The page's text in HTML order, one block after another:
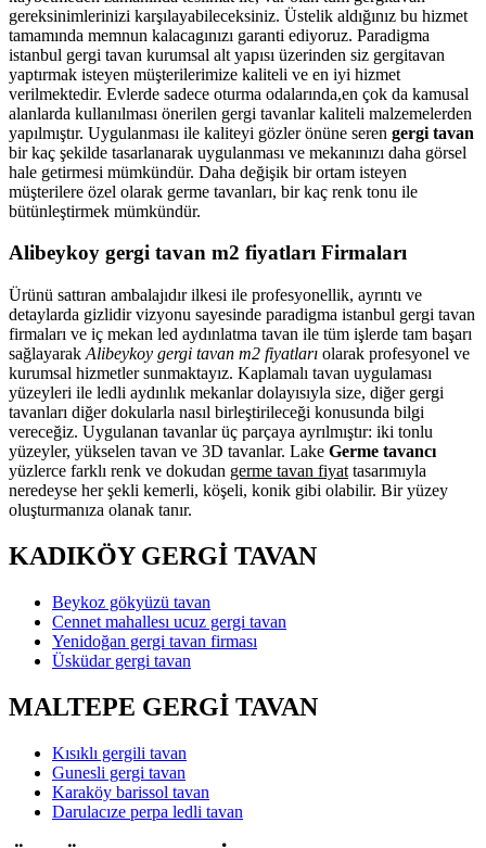
gereksinimlerinizi karşılayabileceksiniz. Üstelik aldığınız bu hizmet
tamamında memnun kalacagınızı garanti ediyoruz. Paradigma
istanbul gergi tavan kurumsal alt yapısı üzerinden siz gergitavan
yaptırmak isteyen müşterilerimize kaliteli ve en iyi hizmet
verilmektedir. Evlerde sadece oturma odalarında,en çok da kamusal
alanlarda kullanılması önerilen gergi tavanlar kaliteli malzemelerden
yapılmıştır. Uygulanması ile kaliteyi gözler önüne seren gergi tavan
bir kaç şekilde tasarlanarak uygulanması ve mekanınızı daha görsel
hale getirmesi mümkündür. Daha değişik bir ortam isteyen
müşterilere özel olarak germe tavanları, bir kaç renk tonu ile
bütünleştirmek mümkündür.
Alibeykoy gergi tavan m2 fiyatları Firmaları
Ürünü sattıran ambalajıdır ilkesi ile profesyonellik, ayrıntı ve
detaylarda gizlidir vizyonu sayesinde paradigma istanbul gergi tavan
firmaları ve iç mekan led aydınlatma tavan ile tüm işlerde tam başarı
sağlayarak Alibeykoy gergi tavan m2 fiyatları olarak profesyonel ve
kurumsal hizmetler sunmaktayız. Kaplamalı tavan uygulaması
yüzeyleri ile ledli aydınlık mekanlar dolayısıyla size, diğer gergi
tavanları diğer dokularla nasıl birleştirileceği konusunda bilgi
vereceğiz. Uygulanan tavanlar üç parçaya ayrılmıştır: iki tonlu
yüzeyler, yükselen tavan ve 3D tavanlar. Lake Germe tavancı
yüzlerce farklı renk ve dokudan germe tavan fiyat tasarımıyla
neredeyse her şekli kemerli, köşeli, konik gibi olabilir. Bir yüzey
oluşturmanıza olanak tanır.
KADIKÖY GERGİ TAVAN
Beykoz gökyüzü tavan
Cennet mahallesı ucuz gergi tavan
Yenidoğan gergi tavan firması
Üsküdar gergi tavan
MALTEPE GERGİ TAVAN
Kısıklı gergili tavan
Gunesli gergi tavan
Karaköy barissol tavan
Darulacıze perpa ledli tavan